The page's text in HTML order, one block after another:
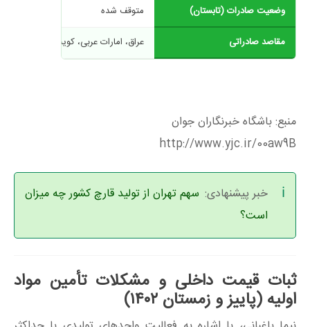
وضعیت صادرات (تابستان) متوقف شده
مقاصد صادراتی عراق، امارات عربی، کویت، کشورهای CIS
منبع: باشگاه خبرنگاران جوان
http://www.yjc.ir/00aw9B
خبر پیشنهادی: سهم تهران از تولید قارچ کشور چه میزان
است؟
ثبات قیمت داخلی و مشکلات تأمین مواد
اولیه (پاییز و زمستان ۱۴۰۲)